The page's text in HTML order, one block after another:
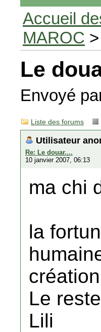
Accueil
MAROC >
Le
Envoyé
Liste des forums
Utilisateur
Re: Le douar....
10 janvier 2007, 06:13
ma chi
la
Le
Lili